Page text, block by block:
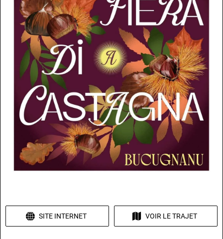
SITE INTERNET VOIR LE TRAJET